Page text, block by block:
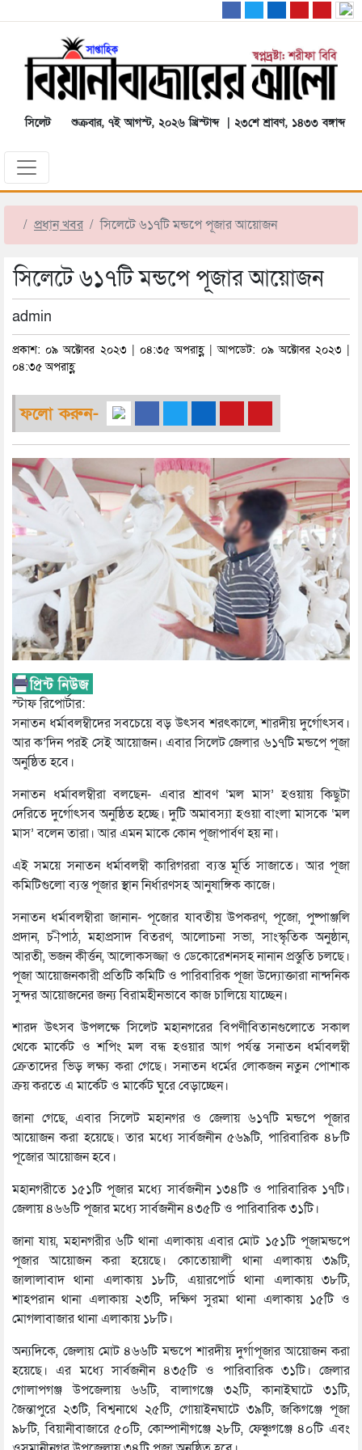
সিলেট শুক্রবার, ৭ই আগস্ট, ২০২৬ খ্রিস্টাব্দ | ২৩শে শ্রাবণ, ১৪৩৩ বঙ্গাব্দ
প্রধান খবর সিলেটে ৬১৭টি মন্ডপে পূজার আয়োজন
সিলেটে ৬১৭টি মন্ডপে পূজার আয়োজন
admin
প্রকাশ: ০৯ অক্টোবর ২০২৩ | ০৪:৩৫ অপরাহ্ণ | আপডেট: ০৯ অক্টোবর ২০২৩ |
০৪:৩৫ অপরাহ্ণ
ফলো করুন-
স্টাফ রিপোর্টার:
সনাতন ধর্মাবলম্বীদের সবচেয়ে বড় উৎসব শরৎকালে, শারদীয় দুর্গোৎসব।
আর ক’দিন পরই সেই আয়োজন। এবার সিলেট জেলার ৬১৭টি মন্ডপে পূজা
অনুষ্ঠিত হবে।
সনাতন ধর্মাবলম্বীরা বলছেন- এবার শ্রাবণ ‘মল মাস’ হওয়ায় কিছুটা
দেরিতে দুর্গোৎসব অনুষ্ঠিত হচ্ছে। দুটি অমাবস্যা হওয়া বাংলা মাসকে ‘মল
মাস’ বলেন তারা। আর এমন মাকে কোন পূজাপার্বণ হয় না।
এই সময়ে সনাতন ধর্মাবলম্বী কারিগররা ব্যস্ত মূর্তি সাজাতে। আর পূজা
কমিটিগুলো ব্যস্ত পূজার স্থান নির্ধারণসহ আনুষাঙ্গিক কাজে।
সনাতন ধর্মাবলম্বীরা জানান- পূজোর যাবতীয় উপকরণ, পূজো, পুষ্পাঞ্জলি
প্রদান, চ-ীপাঠ, মহাপ্রসাদ বিতরণ, আলোচনা সভা, সাংস্কৃতিক অনুষ্ঠান,
আরতী, ভজন কীর্ত্তন, আলোকসজ্জা ও ডেকোরেশনসহ নানান প্রস্তুতি চলছে।
পূজা আয়োজনকারী প্রতিটি কমিটি ও পারিবারিক পূজা উদ্যোক্তারা নান্দনিক
সুন্দর আয়োজনের জন্য বিরামহীনভাবে কাজ চালিয়ে যাচ্ছেন।
শারদ উৎসব উপলক্ষে সিলেট মহানগরের বিপণীবিতানগুলোতে সকাল
থেকে মার্কেট ও শপিং মল বন্ধ হওয়ার আগ পর্যন্ত সনাতন ধর্মাবলম্বী
ক্রেতাদের ভিড় লক্ষ্য করা গেছে। সনাতন ধর্মের লোকজন নতুন পোশাক
ক্রয় করতে এ মার্কেট ও মার্কেট ঘুরে বেড়াচ্ছেন।
জানা গেছে, এবার সিলেট মহানগর ও জেলায় ৬১৭টি মন্ডপে পূজার
আয়োজন করা হয়েছে। তার মধ্যে সার্বজনীন ৫৬৯টি, পারিবারিক ৪৮টি
পূজোর আয়োজন হবে।
মহানগরীতে ১৫১টি পূজার মধ্যে সার্বজনীন ১৩৪টি ও পারিবারিক ১৭টি।
জেলায় ৪৬৬টি পূজার মধ্যে সার্বজনীন ৪৩৫টি ও পারিবারিক ৩১টি।
জানা যায়, মহানগরীর ৬টি থানা এলাকায় এবার মোট ১৫১টি পূজামন্ডপে
পূজার আয়োজন করা হয়েছে। কোতোয়ালী থানা এলাকায় ৩৯টি,
জালালাবাদ থানা এলাকায় ১৮টি, এয়ারপোর্ট থানা এলাকায় ৩৮টি,
শাহপরান থানা এলাকায় ২৩টি, দক্ষিণ সুরমা থানা এলাকায় ১৫টি ও
মোগলাবাজার থানা এলাকায় ১৮টি।
অন্যদিকে, জেলায় মোট ৪৬৬টি মন্ডপে শারদীয় দুর্গাপূজার আয়োজন করা
হয়েছে। এর মধ্যে সার্বজনীন ৪৩৫টি ও পারিবারিক ৩১টি। জেলার
গোলাপগঞ্জ উপজেলায় ৬৬টি, বালাগঞ্জে ৩২টি, কানাইঘাটে ৩১টি,
জৈন্তাপুরে ২৩টি, বিশ্বনাথে ২৫টি, গোয়াইনঘাটে ৩৯টি, জকিগঞ্জে পূজা
৯৮টি, বিয়ানীবাজারে ৫০টি, কোম্পানীগঞ্জে ২৮টি, ফেঞ্চুগঞ্জে ৪০টি এবং